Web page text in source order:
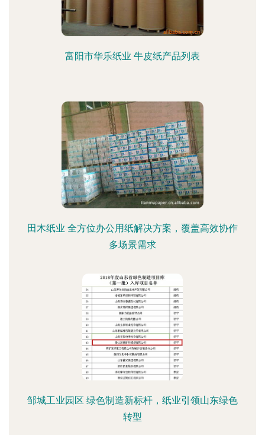
富阳市华乐纸业 牛皮纸产品列表
田木纸业 全方位办公用纸解决方案，覆盖高效协作
多场景需求
邹城工业园区 绿色制造新标杆，纸业引领山东绿色
转型